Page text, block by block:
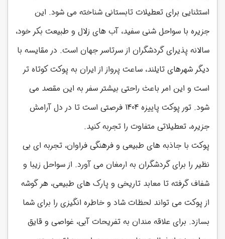
استثنایی برای تعطیلات تابستانی شناخته می شود. این
جزیره با سواحل شنی سفید، آب های زلال و طبیعت بکر خود،
سالانه پذیرای گردشگران از سرتاسر جهان است. در مقایسه با
دیگر شهرهای تایلند، ساعت پرواز از ایران به پوکت کوتاه تر
است و این امر باعث راحتی بیشتر سفر به این مقصد می
شود. تور پوکت پاییزه 1404 فرصتی است تا در دل آرامش
جزیره، تعطیلاتی متفاوت را تجربه کنید.
پوکت با جاذبه های طبیعی و فرهنگی فراوان، تجربه ای بی
نظیر را برای گردشگران به ارمغان می آورد. از سواحل زیبا و
شفاف گرفته تا معابد تاریخی و پارک های طبیعی، هر گوشه
از پوکت می تواند لحظات شاد و خاطره انگیزی را برای شما
بسازد. برای علاقه مندان به تفریحات آبی، غواصی و قایق